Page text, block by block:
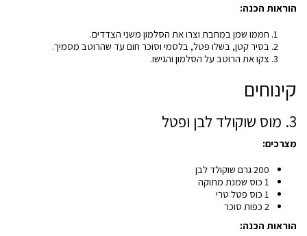
הוראות הכנה:
חממו שמן במחבת וצרו את הסלמון משני הצדדים.
בסיר קטן, בשלו פטל, בלסמי וסוכר חום עד שהרוטב מסמיך.
צקו את הרוטב על הסלמון והגישו.
קינוחים
3. מוס שוקולד לבן ופטל
מצרכים:
200 גרם שוקולד לבן
1 כוס שמנת מתוקה
1 כוס פטל טרי
2 כפות סוכר
הוראות הכנה: